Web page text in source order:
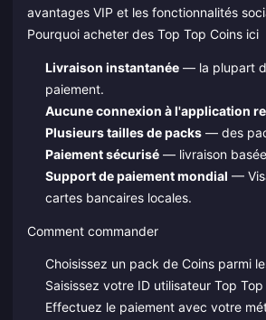
avantages VIP et les fonctionnalités
Pourquoi acheter des Top Top Coins ici
Livraison instantanée— la plupart
paiement.
Aucune connexion à l'application
Plusieurs tailles de packs— des
Paiement sécurisé— livraison basée
Support de paiement mondial —
cartes bancaires locales.
Comment commander
Choisissez un pack de Coins parmi
Saisissez votre ID utilisateur Top
Effectuez le paiement avec votre